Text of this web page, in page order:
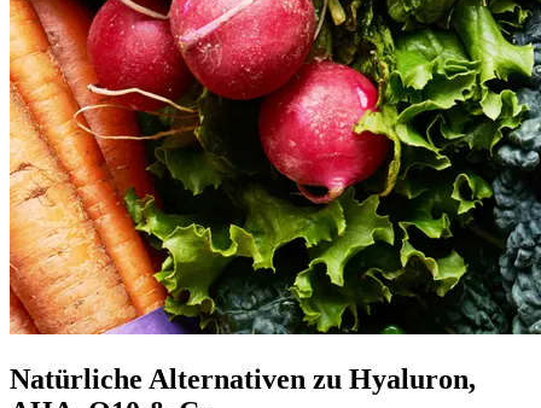
Natürliche Alternativen zu Hyaluron,